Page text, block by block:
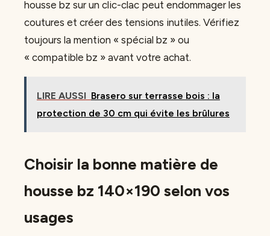
housse bz sur un clic-clac peut endommager les
coutures et créer des tensions inutiles. Vérifiez
toujours la mention « spécial bz » ou
« compatible bz » avant votre achat.
LIRE AUSSI Brasero sur terrasse bois : la
protection de 30 cm qui évite les brûlures
Choisir la bonne matière de
housse bz 140×190 selon vos
usages